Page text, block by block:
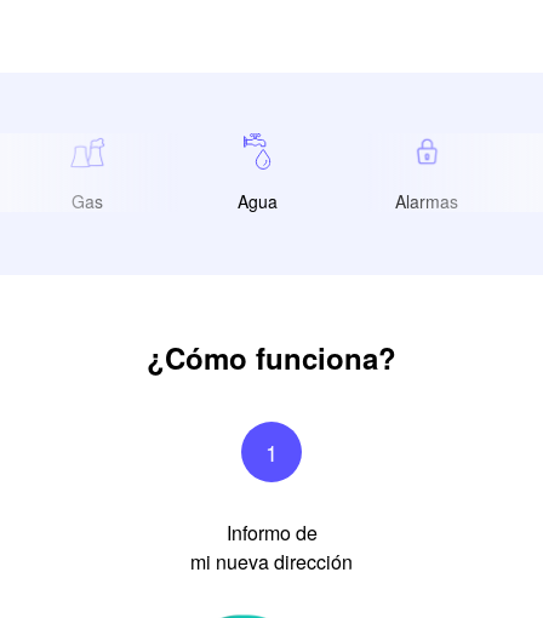
Gas Agua Alarmas
¿Cómo funciona?
1
Informo de
mi nueva dirección